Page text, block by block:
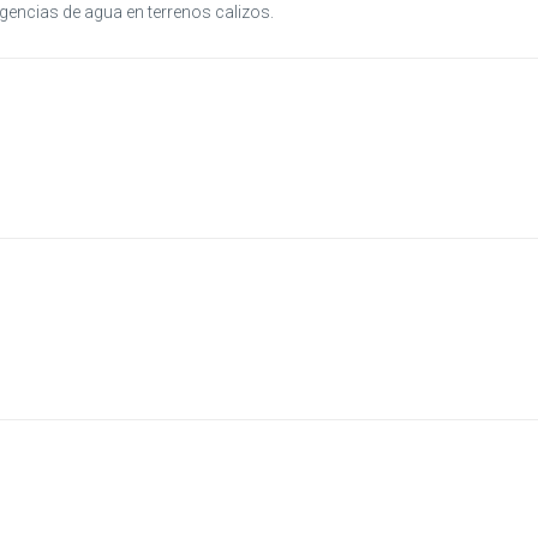
de agua en terrenos calizos.